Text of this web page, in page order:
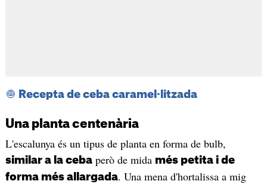
🧅 Recepta de ceba caramel·litzada
Una planta centenària
L'escalunya és un tipus de planta en forma de bulb,
similar a la cebaperò de mida més petita i de
forma més allargada. Una mena d'hortalissa a mig